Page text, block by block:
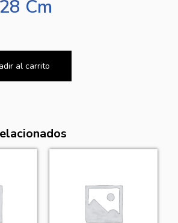
Cm
al carrito